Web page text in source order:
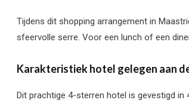
Tijdens dit shopping arrangement in
sfeervolle serre. Voor een lunch of een
Karakteristiek hotel gelegen aan
Dit prachtige 4-sterren hotel is gevestigd